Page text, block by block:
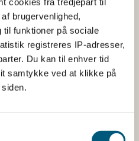
brugervenlighed,
til funktioner på sociale
registreres IP-adresser,
Du kan til enhver tid
samtykke ved at klikke på
35
(M.
åbne områder